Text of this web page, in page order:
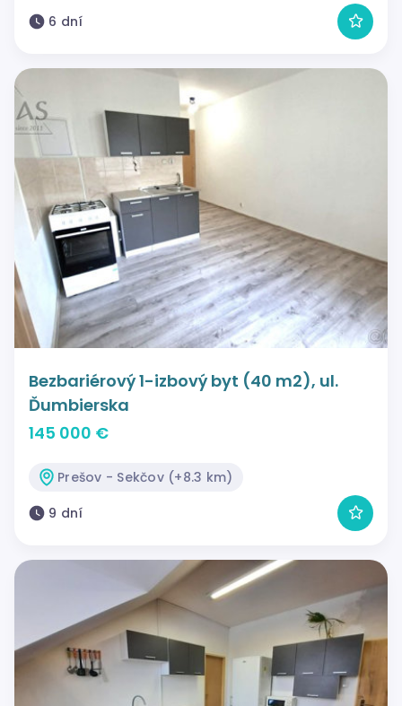
6 dní
Bezbariérový 1-izbový byt (40 m2), ul.
Ďumbierska
145 000 €
Prešov - Sekčov (+8.3 km)
9 dní